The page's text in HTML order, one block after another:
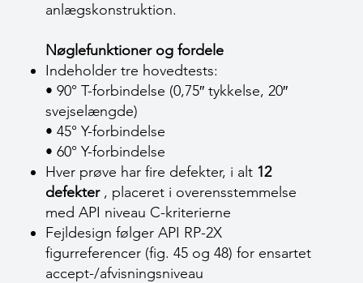
anlægskonstruktion.
Nøglefunktioner og fordele
Indeholder tre hovedtests:
• 90° T-forbindelse (0,75″ tykkelse, 20″
svejselængde)
• 45° Y-forbindelse
• 60° Y-forbindelse
Hver prøve har fire defekter, i alt 12
defekter, placeret i overensstemmelse
med API niveau C-kriterierne
Fejldesign følger API RP-2X
figurreferencer (fig. 45 og 48) for ensartet
accept-/afvisningsniveau